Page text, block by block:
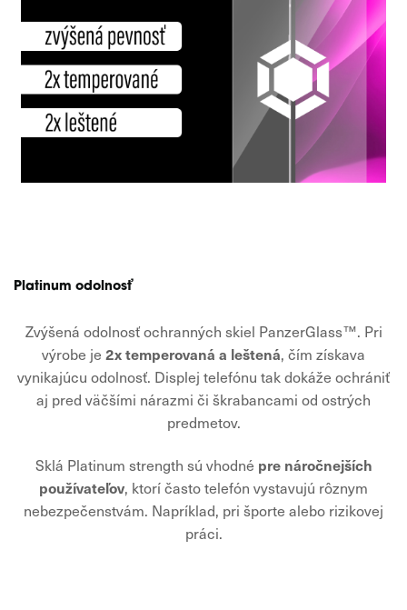
Platinum odolnosť
Zvýšená odolnosť ochranných skiel PanzerGlass™. Pri
výrobe je 2x temperovaná a leštená, čím získava
vynikajúcu odolnosť. Displej telefónu tak dokáže ochrániť
aj pred väčšími nárazmi či škrabancami od ostrých
predmetov.
Sklá Platinum strength sú vhodné pre náročnejších
používateľov, ktorí často telefón vystavujú rôznym
nebezpečenstvám. Napríklad, pri športe alebo rizikovej
práci.